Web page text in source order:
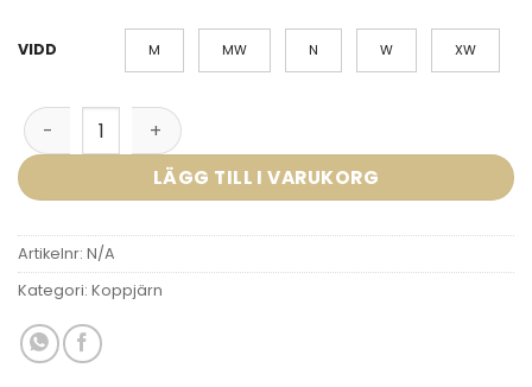
VIDD M MW N W XW
Koppjärn Flexfit mängd
LÄGG TILL I VARUKORG
Artikelnr: N/A
Kategori: Koppjärn